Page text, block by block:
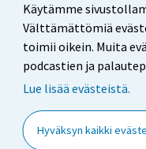
Käytämme
Välttämättömiä
toimii oikein. Muita
podcastien ja
Lue lisää evästeistä.
Hyväksyn kaikki
Palaute
Käyttöehdot
Saavutettavuus
Tietoa sivustosta